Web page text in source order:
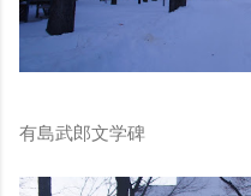
有島武郎文学碑